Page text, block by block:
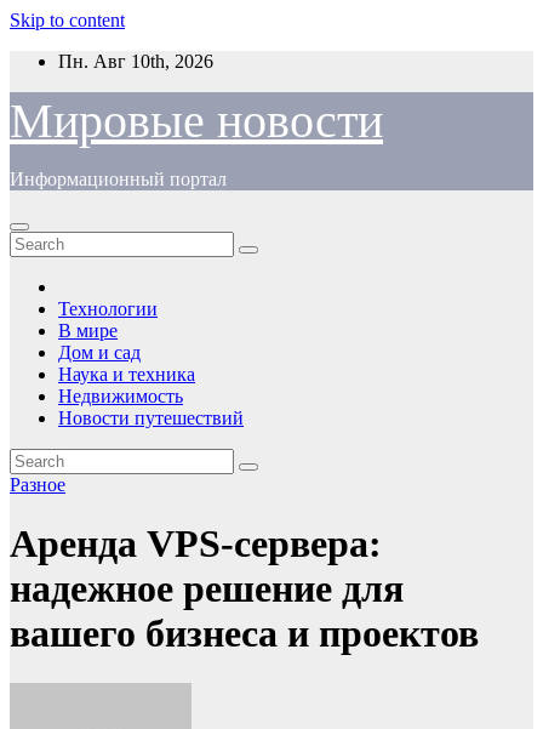
Skip to content
Пн. Авг 10th, 2026
Мировые новости
Информационный портал
Технологии
В мире
Дом и сад
Наука и техника
Недвижимость
Новости путешествий
Разное
Аренда VPS-сервера:
надежное решение для
вашего бизнеса и проектов